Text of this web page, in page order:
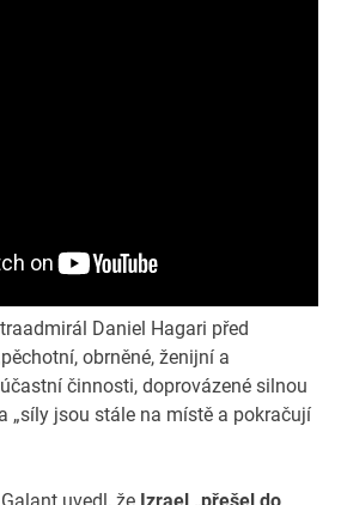
Daniel Hagari před
obrněné, ženijní a
činnosti, doprovázené silnou
„síly jsou stále na místě a pokračují
uvedl, že Izrael „přešel do